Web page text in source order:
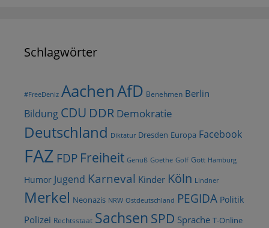
Schlagwörter
#FreeDeniz AachenAfD Benehmen Berlin
Bildung CDU DDR Demokratie
Deutschland Diktatur Dresden Europa Facebook
FAZ FDP Freiheit Genuß Goethe Golf Gott Hamburg
Humor Jugend Karneval Kinder Köln Lindner
Merkel Neonazis NRW Ostdeutschland PEGIDA Politik
Polizei Rechtsstaat Sachsen SPD Sprache T-Online